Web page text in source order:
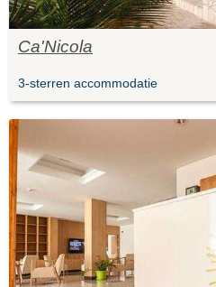
Ca'Nicola
3-sterren accommodatie